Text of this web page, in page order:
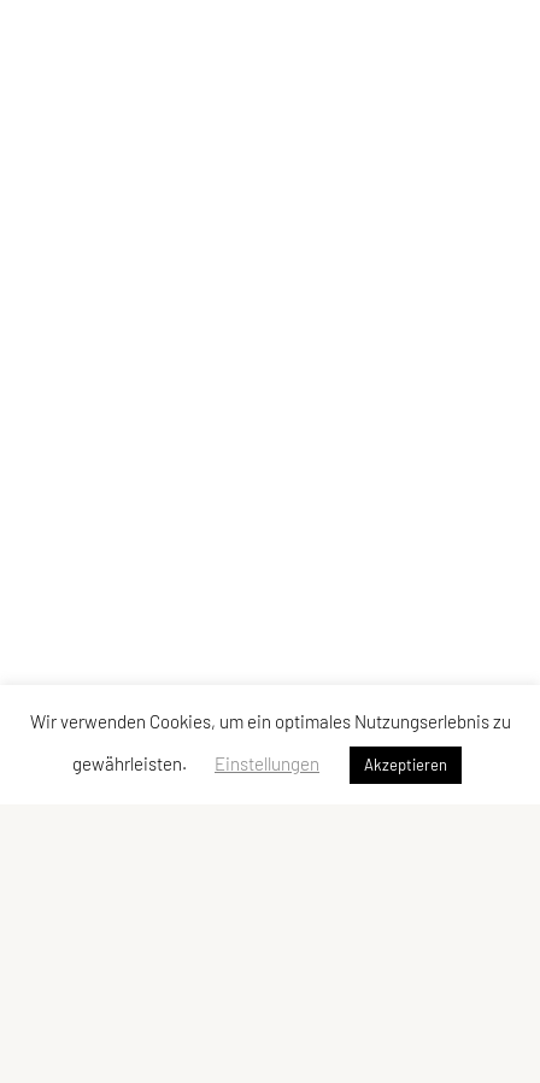
Wir verwenden Cookies, um ein optimales Nutzungserlebnis zu
gewährleisten.
Einstellungen Akzeptieren